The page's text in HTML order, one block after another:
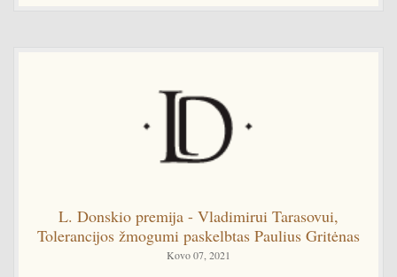
L. Donskio premija - Vladimirui Tarasovui,
Tolerancijos žmogumi paskelbtas Paulius Gritėnas
Kovo 07, 2021